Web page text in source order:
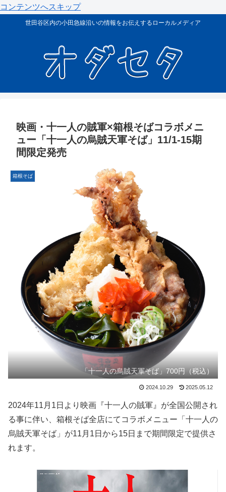
コンテンツへスキップ
世田谷区内の小田急線沿いの情報をお伝えするローカルメディア
映画・十一人の賊軍×箱根そばコラボメニ
ュー「十一人の烏賊天軍そば」11/1-15期
間限定発売
箱根そば
「十一人の烏賊天軍そば」700円（税込）
2024.10.29 2025.05.12
2024年11月1日より映画『十一人の賊軍』が全国公開され
る事に伴い、箱根そば全店にてコラボメニュー「十一人の
烏賊天軍そば」が11月1日から15日まで期間限定で提供さ
れます。